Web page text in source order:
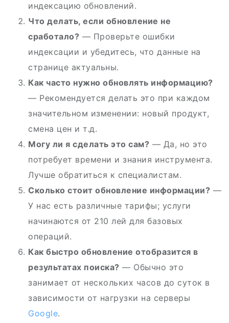
индексацию обновлений.
Что делать, если обновление не
сработало? — Проверьте ошибки
индексации и убедитесь, что данные на
странице актуальны.
Как часто нужно обновлять информацию?
— Рекомендуется делать это при каждом
значительном изменении: новый продукт,
смена цен и т.д.
Могу ли я сделать это сам? — Да, но это
потребует времени и знания инструмента.
Лучше обратиться к специалистам.
Сколько стоит обновление информации? —
У нас есть различные тарифы; услуги
начинаются от 210 лей для базовых
операций.
Как быстро обновление отобразится в
результатах поиска? — Обычно это
занимает от нескольких часов до суток в
зависимости от нагрузки на серверы
Google.